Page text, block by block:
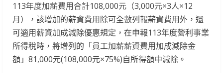
113年度加薪費用合計108,000元（3,000元×3人×12
月），該增加的薪資費用除可全數列報薪資費用外，還
可適用薪資加成減除優惠規定，在申報113年度營利事業
所得稅時，將增列的「員工加薪薪資費用加成減除金
額」81,000元(108,000元×75%)自所得額中減除。